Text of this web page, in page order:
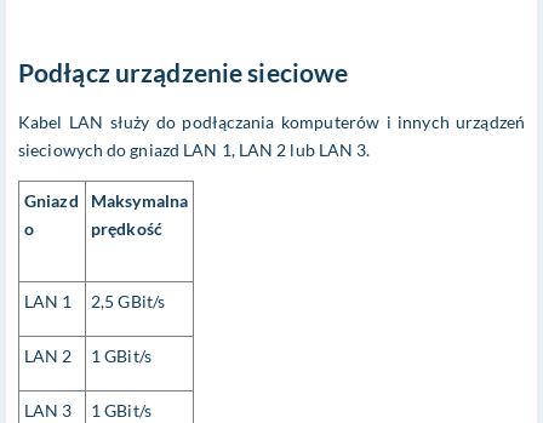
Podłącz urządzenie sieciowe
Kabel LAN służy do podłączania komputerów i innych urządzeń
sieciowych do gniazd LAN 1, LAN 2 lub LAN 3.
Gniazd
o
Maksymalna
prędkość
LAN 1 2,5 GBit/s
LAN 2 1 GBit/s
LAN 3 1 GBit/s